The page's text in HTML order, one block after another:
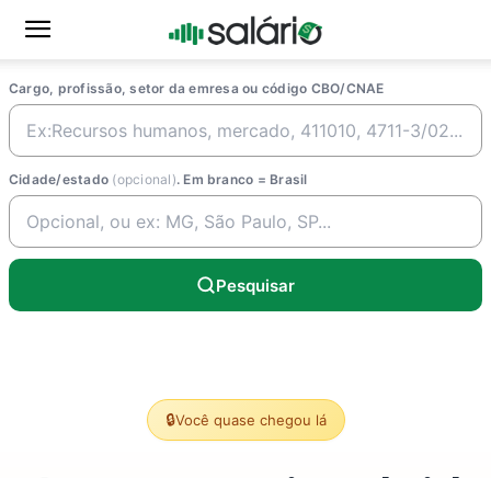
Cargo, profissão, setor da emresa ou código CBO/CNAE
Cidade/estado (opcional). Em branco = Brasil
Pesquisar
🔒Você quase chegou lá